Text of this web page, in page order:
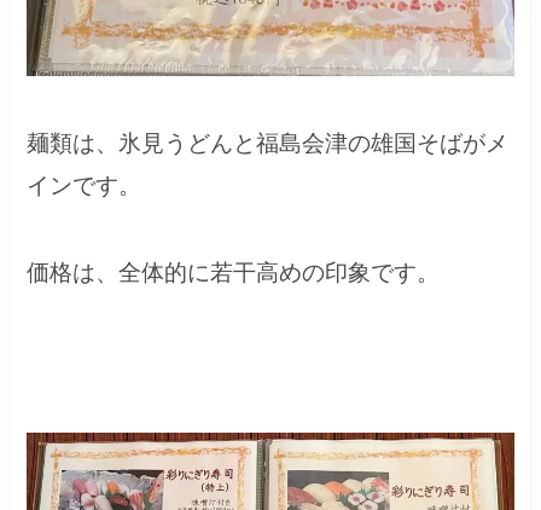
麺類は、氷見うどんと福島会津の雄国そばがメ
インです。
価格は、全体的に若干高めの印象です。